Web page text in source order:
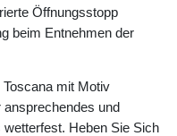
Öffnungsstopp
beim Entnehmen der
mit Motiv
und
Heben Sie Sich